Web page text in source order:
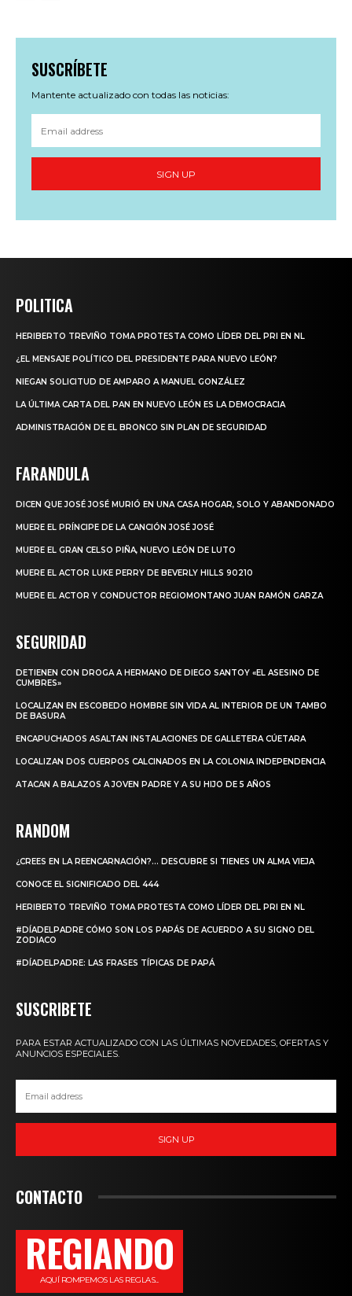
SUSCRÍBETE
Mantente actualizado con todas las noticias:
SIGN UP
POLITICA
HERIBERTO TREVIÑO TOMA PROTESTA COMO LÍDER DEL PRI EN NL
¿EL MENSAJE POLÍTICO DEL PRESIDENTE PARA NUEVO LEÓN?
NIEGAN SOLICITUD DE AMPARO A MANUEL GONZÁLEZ
LA ÚLTIMA CARTA DEL PAN EN NUEVO LEÓN ES LA DEMOCRACIA
ADMINISTRACIÓN DE EL BRONCO SIN PLAN DE SEGURIDAD
FARANDULA
DICEN QUE JOSÉ JOSÉ MURIÓ EN UNA CASA HOGAR, SOLO Y ABANDONADO
MUERE EL PRÍNCIPE DE LA CANCIÓN JOSÉ JOSÉ
MUERE EL GRAN CELSO PIÑA, NUEVO LEÓN DE LUTO
MUERE EL ACTOR LUKE PERRY DE BEVERLY HILLS 90210
MUERE EL ACTOR Y CONDUCTOR REGIOMONTANO JUAN RAMÓN GARZA
SEGURIDAD
DETIENEN CON DROGA A HERMANO DE DIEGO SANTOY «EL ASESINO DE
CUMBRES»
LOCALIZAN EN ESCOBEDO HOMBRE SIN VIDA AL INTERIOR DE UN TAMBO
DE BASURA
ENCAPUCHADOS ASALTAN INSTALACIONES DE GALLETERA CÚETARA
LOCALIZAN DOS CUERPOS CALCINADOS EN LA COLONIA INDEPENDENCIA
ATACAN A BALAZOS A JOVEN PADRE Y A SU HIJO DE 5 AÑOS
RANDOM
¿CREES EN LA REENCARNACIÓN?… DESCUBRE SI TIENES UN ALMA VIEJA
CONOCE EL SIGNIFICADO DEL 444
HERIBERTO TREVIÑO TOMA PROTESTA COMO LÍDER DEL PRI EN NL
#DÍADELPADRE CÓMO SON LOS PAPÁS DE ACUERDO A SU SIGNO DEL
ZODIACO
#DÍADELPADRE: LAS FRASES TÍPICAS DE PAPÁ
SUSCRIBETE
PARA ESTAR ACTUALIZADO CON LAS ÚLTIMAS NOVEDADES, OFERTAS Y
ANUNCIOS ESPECIALES.
SIGN UP
CONTACTO
REGIANDO
AQUÍ ROMPEMOS LAS REGLAS...